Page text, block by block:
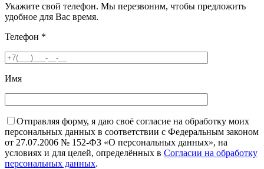
Укажите свой телефон. Мы перезвоним, чтобы предложить
удобное для Вас время.
Телефон *
Имя
Отправляя форму, я даю своё согласие на обработку моих
персональных данных в соответствии с Федеральным законом
от 27.07.2006 № 152-ФЗ «О персональных данных», на
условиях и для целей, определённых в Согласии на обработку
персональных данных.